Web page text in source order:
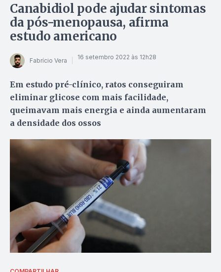
Canabidiol pode ajudar sintomas
da pós-menopausa, afirma
estudo americano
Fabrício Vera 16 setembro 2022 às 12h28
Em estudo pré-clínico, ratos conseguiram
eliminar glicose com mais facilidade,
queimavam mais energia e ainda aumentaram
a densidade dos ossos